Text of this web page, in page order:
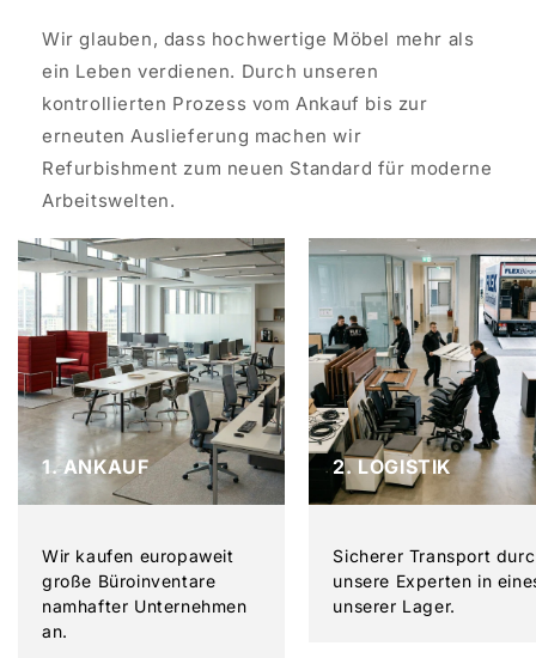
Wir glauben, dass hochwertige Möbel mehr als
ein Leben verdienen. Durch unseren
kontrollierten Prozess vom Ankauf bis zur
erneuten Auslieferung machen wir
Refurbishment zum neuen Standard für moderne
Arbeitswelten.
1. ANKAUF
Wir kaufen europaweit
große Büroinventare
namhafter Unternehmen
an.
2. LOGISTIK
Sicherer Transport
unsere Experten in
unserer Lager.